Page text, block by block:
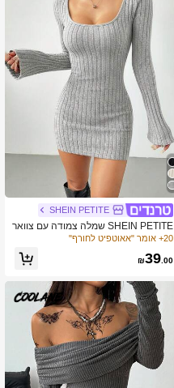
SHEIN PETITE
SHEIN PETITE שמלה צמודה עם צוואר
ון עגול ושרוול מתרחב
20+ אומר "אאוטפיט לחורף"
₪39.00